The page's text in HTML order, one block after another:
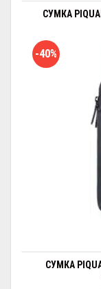
СУМКА
-40%
СУМКА